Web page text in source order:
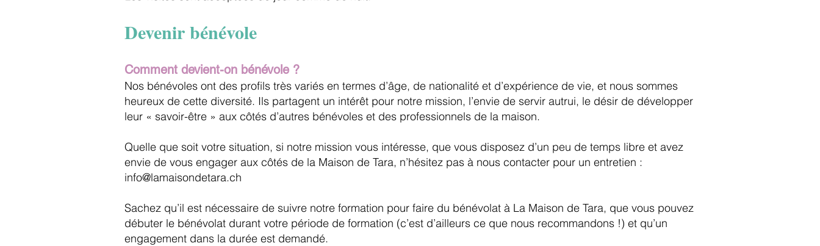
Devenir bénévole
Comment devient-on bénévole ?
Nos bénévoles ont des profils très variés en termes d’âge, de nationalité et d’expérience de vie, et nous sommes
heureux de cette diversité. Ils partagent un intérêt pour notre mission, l’envie de servir autrui, le désir de développer
leur « savoir-être » aux côtés d’autres bénévoles et des professionnels de la maison.
Quelle que soit votre situation, si notre mission vous intéresse, que vous disposez d’un peu de temps libre et avez
envie de vous engager aux côtés de la Maison de Tara, n’hésitez pas à nous contacter pour un entretien :
info@lamaisondetara.ch
Sachez qu’il est nécessaire de suivre notre formation pour faire du bénévolat à La Maison de Tara, que vous pouvez
débuter le bénévolat durant votre période de formation (c’est d’ailleurs ce que nous recommandons !) et qu’un
engagement dans la durée est demandé.